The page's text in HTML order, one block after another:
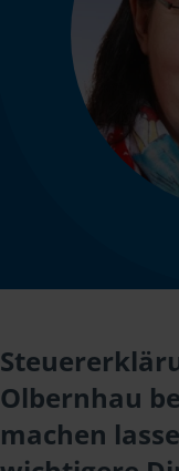
Olbernhau
machen